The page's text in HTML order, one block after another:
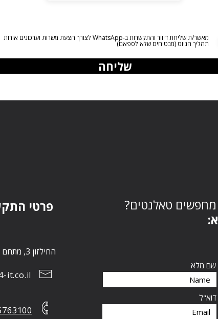
מאשר/ת שליחת דיוור והתקשרות ב-WhatsApp לצורך הצעת משרות ועדכונים אודות
תהליך הגיוס (מבטיחים שלא לספאם)
שליחה
טאלנטים?
פרטי
החילזון 3, מתחם הבורסה, רמת גן 5252267
it.co.il
שם מלא
דוא"ל